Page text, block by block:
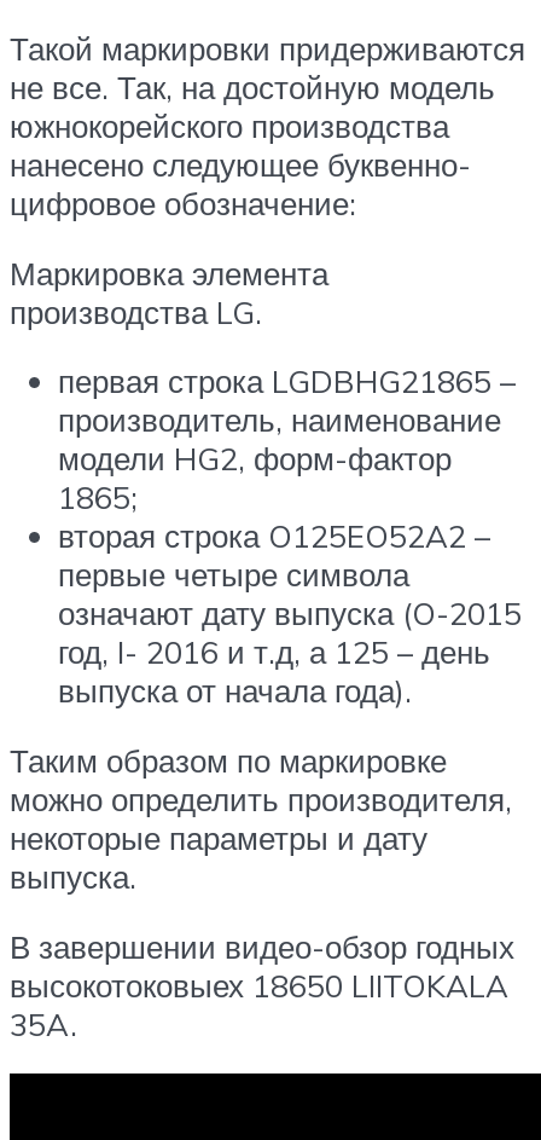
Такой маркировки придерживаются
не все. Так, на достойную модель
южнокорейского производства
нанесено следующее буквенно-
цифровое обозначение:
Маркировка элемента
производства LG.
первая строка LGDBHG21865 –
производитель, наименование
модели HG2, форм-фактор
1865;
вторая строка O125EO52A2 –
первые четыре символа
означают дату выпуска (O-2015
год, I- 2016 и т.д, а 125 – день
выпуска от начала года).
Таким образом по маркировке
можно определить производителя,
некоторые параметры и дату
выпуска.
В завершении видео-обзор годных
высокотоковыех 18650 LIITOKALA
35A.